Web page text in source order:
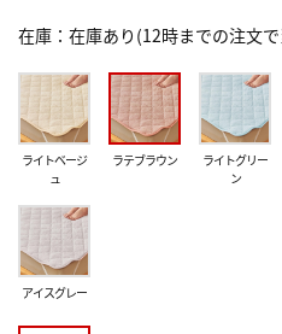
在庫 在庫あり(12時までの注文
ライトベージ
ュ
ラテブラウン
ライトグリー
ン
アイスグレー